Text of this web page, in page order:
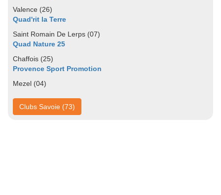
Valence (26)
Quad'rit la Terre
Saint Romain De Lerps (07)
Quad Nature 25
Chaffois (25)
Provence Sport Promotion
Mezel (04)
Clubs Savoie (73)